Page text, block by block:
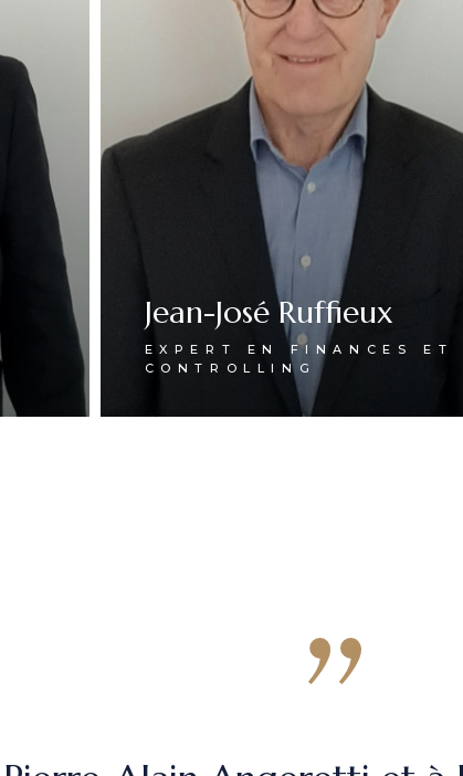
Jean-José Ruffieux
EXPERT EN FINANCES ET
CONTROLLING